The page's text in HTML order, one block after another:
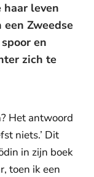
haar leven
Zweedse
en
zich te
Het antwoord
niets.’ Dit
in zijn boek
toen ik een